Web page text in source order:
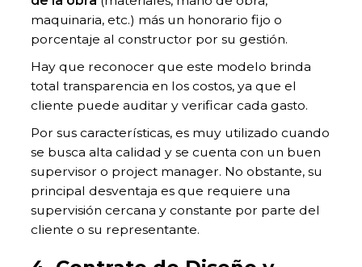
maquinaria, etc.) más un honorario fijo o
porcentaje al constructor por su gestión.
Hay que reconocer que este modelo brinda
total transparencia en los costos, ya que el
cliente puede auditar y verificar cada gasto.
Por sus características, es muy utilizado cuando
se busca alta calidad y se cuenta con un buen
supervisor o project manager. No obstante, su
principal desventaja es que requiere una
supervisión cercana y constante por parte del
cliente o su representante.